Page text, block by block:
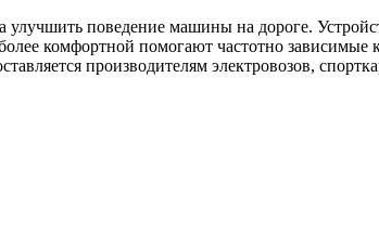
поведение машины на дороге.
комфортной помогают частотно
производителям электровозов,